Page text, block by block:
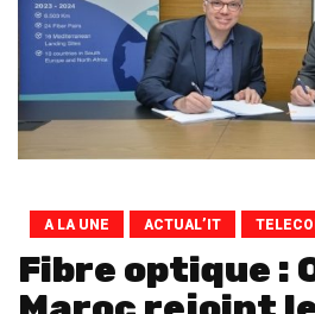
A LA UNE ACTUAL’IT
Fibre optique :